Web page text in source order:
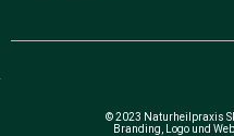
© 2023 Naturheilpraxis
Branding, Logo und